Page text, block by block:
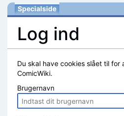
Specialside
Log ind
Du skal have cookies slået til for
ComicWiki.
Brugernavn